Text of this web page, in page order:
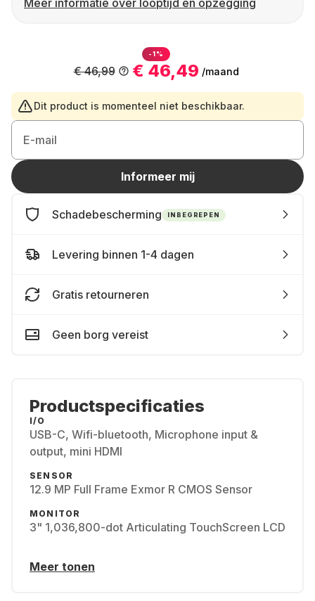
Meer informatie over looptijd en opzegging
-1%
€ 46,49 /maand
€ 46,99
Dit product is momenteel niet beschikbaar.
E-mail
Informeer mij
Schadebescherming INBEGREPEN
Levering binnen 1-4 dagen
Gratis retourneren
Geen borg vereist
Productspecificaties
I/O
USB-C, Wifi-bluetooth, Microphone input &
output, mini HDMI
SENSOR
12.9 MP Full Frame Exmor R CMOS Sensor
MONITOR
3" 1,036,800-dot Articulating TouchScreen LCD
Meer tonen